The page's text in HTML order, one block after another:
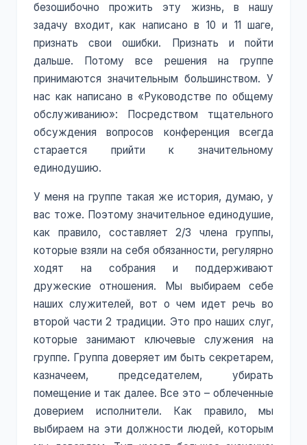
безошибочно прожить эту жизнь, в нашу
задачу входит, как написано в 10 и 11 шаге,
признать свои ошибки. Признать и пойти
дальше. Потому все решения на группе
принимаются значительным большинством. У
нас как написано в «Руководстве по общему
обслуживанию»: Посредством тщательного
обсуждения вопросов конференция всегда
старается прийти к значительному
единодушию.
У меня на группе такая же история, думаю, у
вас тоже. Поэтому значительное единодушие,
как правило, составляет 2/3 члена группы,
которые взяли на себя обязанности, регулярно
ходят на собрания и поддерживают
дружеские отношения. Мы выбираем себе
наших служителей, вот о чем идет речь во
второй части 2 традиции. Это про наших слуг,
которые занимают ключевые служения на
группе. Группа доверяет им быть секретарем,
казначеем, председателем, убирать
помещение и так далее. Все это – облеченные
доверием исполнители. Как правило, мы
выбираем на эти должности людей, которым